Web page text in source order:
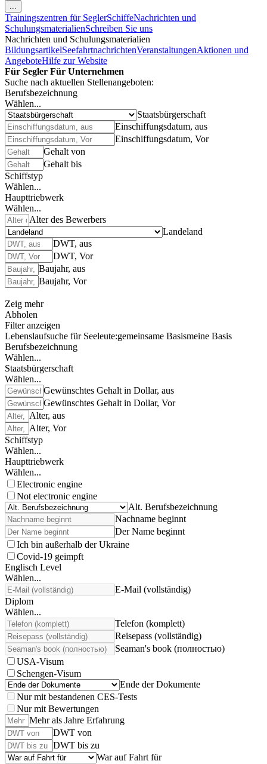
...
Trainingszentren für SeglerSchiffeNachrichten und
SchulungsmaterialienSchreiben Sie uns
Nachrichten und Schulungsmaterialien
BildungsartikelSeefahrtnachrichtenVeranstaltungenAktionen und
AngeboteHilfe zur Website
Für Segler Für Unternehmen
Suche nach aktuellen Stellenangeboten:
Berufsbezeichnung
Wählen...
Staatsbürgerschaft
Einschiffungsdatum, aus
Einschiffungsdatum, Vor
Gehalt von
Gehalt bis
Schiffstyp
Wählen...
Haupttriebwerk
Wählen...
Alter des Bewerbers
Landeland
DWT, aus
DWT, Vor
Baujahr, aus
Baujahr, Vor
Zeig mehr
Abholen
Filter anzeigen
Lebenslaufsuche für Seeleute:gemeinsame Basismeine Basis
Berufsbezeichnung
Wählen...
Staatsbürgerschaft
Wählen...
Gewünschtes Gehalt in Dollar, aus
Gewünschtes Gehalt in Dollar, Vor
Alter, aus
Alter, Vor
Schiffstyp
Wählen...
Haupttriebwerk
Wählen...
Electronic engine
Not electronic engine
Alt. Berufsbezeichnung
Nachname beginnt
Der Name beginnt
Ich bin außerhalb der Ukraine
Covid-19 geimpft
Englisch Level
Wählen...
E-Mail (vollständig)
Diplom
Wählen...
Telefon (komplett)
Reisepass (vollständig)
Seaman's book (полностью)
USA-Visum
Schengen-Visum
Ende der Dokumente
Nur mit bestandenen CES-Tests
Nur mit Bewertungen
Mehr als Jahre Erfahrung
DWT von
DWT bis zu
War auf Fahrt für